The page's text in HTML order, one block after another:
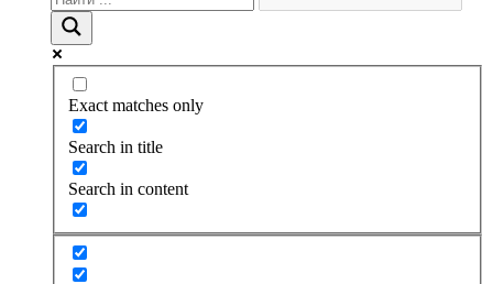
Exact matches only
Search in title
Search in content